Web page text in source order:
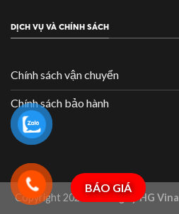
DỊCH VỤ VÀ CHÍNH SÁCH
Chính sách vận chuyển
Chính sách bảo hành
Copyright 2026 ©Công ty HG Vina
BÁO GIÁ